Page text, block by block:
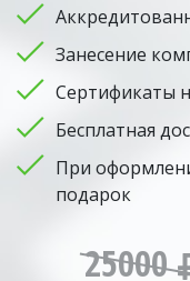
Занесение
Сертификаты
Бесплатная
При
подарок
25000